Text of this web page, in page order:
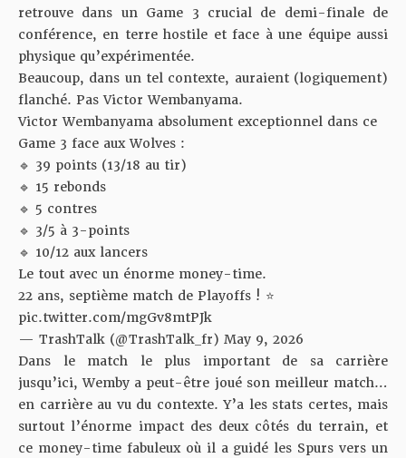
retrouve dans un Game 3 crucial de demi-finale de
conférence, en terre hostile et face à une équipe aussi
physique qu’expérimentée.
Beaucoup, dans un tel contexte, auraient (logiquement)
flanché. Pas Victor Wembanyama.
Victor Wembanyama absolument exceptionnel dans ce
Game 3 face aux Wolves :
🔹 39 points (13/18 au tir)
🔹 15 rebonds
🔹 5 contres
🔹 3/5 à 3-points
🔹 10/12 aux lancers
Le tout avec un énorme money-time.
22 ans, septième match de Playoffs ! ⭐
pic.twitter.com/mgGv8mtPJk
— TrashTalk (@TrashTalk_fr) May 9, 2026
Dans le match le plus important de sa carrière
jusqu’ici, Wemby a peut-être joué son meilleur match…
en carrièreau vu du contexte. Y’a les stats certes, mais
surtout l’énorme impact des deux côtés du terrain, et
ce money-time fabuleuxoù il a guidé les Spurs vers un